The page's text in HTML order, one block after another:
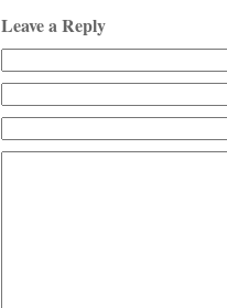
Leave a Reply